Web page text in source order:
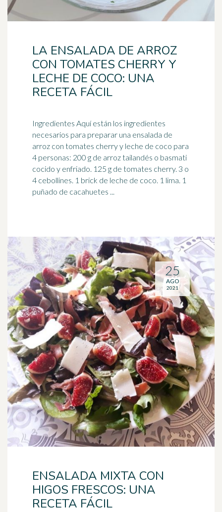
LA ENSALADA DE ARROZ
CON TOMATES CHERRY Y
LECHE DE COCO: UNA
RECETA FÁCIL
Ingredientes Aquí están los ingredientes
necesarios para preparar una ensalada de
arroz con tomates cherry y leche de coco para
4 personas: 200 g de arroz tailandés o basmati
cocido y enfriado. 125 g de tomates cherry. 3 o
4 cebollines. 1 brick de leche de coco. 1 lima. 1
puñado de cacahuetes ...
ENSALADA MIXTA CON
HIGOS FRESCOS: UNA
RECETA FÁCIL
25
AGO
2021